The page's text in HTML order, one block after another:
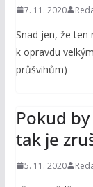
7. 11. 2020
Snad jen, že ten
k opravdu
průšvihům)
Pokud
tak je
5. 11. 2020